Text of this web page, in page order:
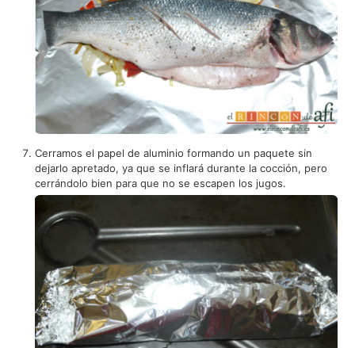
Cerramos el papel de aluminio formando un paquete sin
dejarlo apretado, ya que se inflará durante la cocción, pero
cerrándolo bien para que no se escapen los jugos.